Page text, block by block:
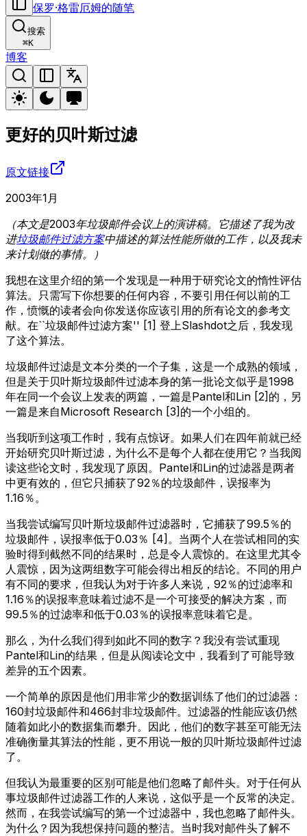
保罗·格雷厄姆的随笔
搜索
⌘K
博客
更好的贝叶斯过滤
原文链接
2003年1月
（本文是2003年垃圾邮件会议上的演讲稿。它描述了我为改
进垃圾邮件过滤方案中描述的算法性能所做的工作，以及我未
来计划做的事情。）
我想在这里介绍的第一个发现是一种用于研究论文的惰性评估
算法。只需写下你想要的任何内容，不要引用任何以前的工
作，愤慨的读者会向你发送你应该引用的所有论文的参考文
献。在``垃圾邮件过滤方案'' [1] 登上Slashdot之后，我发现
了这个算法。
垃圾邮件过滤是文本分类的一个子集，这是一个成熟的领域，
但是关于贝叶斯垃圾邮件过滤本身的第一批论文似乎是1998
年在同一个会议上发表的两篇，一篇是Pantel和Lin [2]的，另
一篇是来自Microsoft Research [3]的一个小组的。
当我听到这项工作时，我有点惊讶。如果人们在四年前就已经
开始研究贝叶斯过滤，为什么不是每个人都在使用它？当我阅
读这些论文时，我发现了原因。Pantel和Lin的过滤器是两者
中更有效的，但它只捕获了92％的垃圾邮件，误报率为
1.16％。
当我尝试编写贝叶斯垃圾邮件过滤器时，它捕获了99.5％的
垃圾邮件，误报率低于0.03％ [4]。当两个人在尝试相同的实
验时得到截然不同的结果时，总是令人震惊的。在这里尤其令
人震惊，因为这两组数字可能会得出相反的结论。不同的用户
有不同的要求，但我认为对于许多人来说，92％的过滤率和
1.16％的误报率意味着过滤不是一个可接受的解决方案，而
99.5％的过滤率和低于0.03％的误报率意味着它是。
那么，为什么我们得到如此不同的数字？我没有尝试重现
Pantel和Lin的结果，但是从阅读论文中，我看到了可能导致
差异的五个因素。
一个简单的原因是他们用非常少的数据训练了他们的过滤器：
160封垃圾邮件和466封非垃圾邮件。过滤器的性能应该仍然
随着如此小的数据集而攀升。因此，他们的数字甚至可能无法
准确衡量其算法的性能，更不用说一般的贝叶斯垃圾邮件过滤
了。
但我认为最重要的区别可能是他们忽略了邮件头。对于任何从
事垃圾邮件过滤器工作的人来说，这似乎是一个反常的决定。
然而，在我尝试编写的第一个过滤器中，我也忽略了邮件头。
为什么？因为我想保持问题的整洁。当时我对邮件头了解不